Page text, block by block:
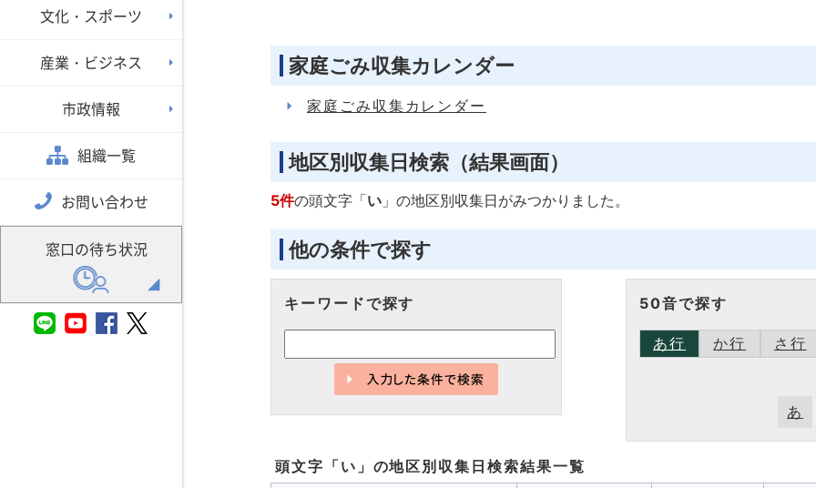
文化・スポーツ
産業・ビジネス
市政情報
組織一覧
お問い合わせ
窓口の待ち状況
家庭ごみ収集カレンダー
家庭ごみ収集カレンダー
地区別収集日検索 （結果画面）
5件の頭文字「い 」の地区別収集日がみつかりました。
他の条件で探す
キーワードで探す 50音で探す
あ行 か行 さ行
あ
頭文字「 い 」の地区別収集日検索結果一覧